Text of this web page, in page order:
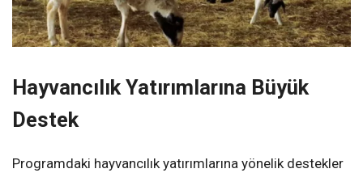
Hayvancılık Yatırımlarına Büyük
Destek
Programdaki hayvancılık yatırımlarına yönelik destekler